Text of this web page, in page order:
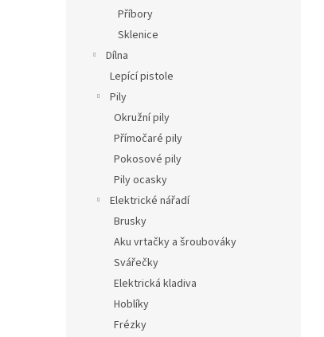
Příbory
Sklenice
Dílna
Lepící pistole
Pily
Okružní pily
Přímočaré pily
Pokosové pily
Pily ocasky
Elektrické nářadí
Brusky
Aku vrtačky a šroubováky
Svářečky
Elektrická kladiva
Hoblíky
Frézky